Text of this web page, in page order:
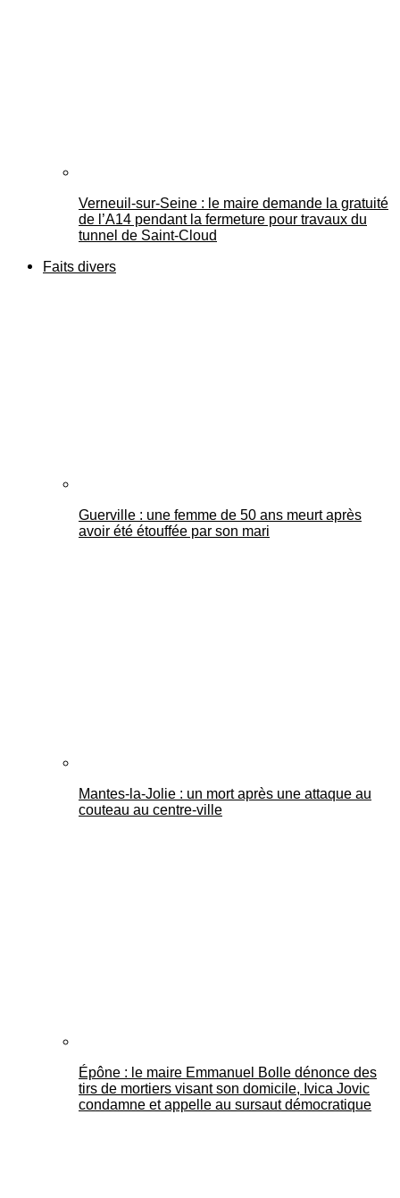
Verneuil-sur-Seine : le maire demande la gratuité
de l’A14 pendant la fermeture pour travaux du
tunnel de Saint-Cloud
Faits divers
Guerville : une femme de 50 ans meurt après
avoir été étouffée par son mari
Mantes-la-Jolie : un mort après une attaque au
couteau au centre-ville
Épône : le maire Emmanuel Bolle dénonce des
tirs de mortiers visant son domicile, Ivica Jovic
condamne et appelle au sursaut démocratique